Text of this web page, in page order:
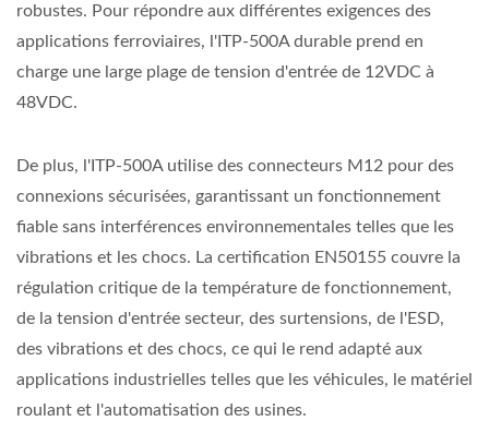
robustes. Pour répondre aux différentes exigences des
applications ferroviaires, l'ITP-500A durable prend en
charge une large plage de tension d'entrée de 12VDC à
48VDC.
De plus, l'ITP-500A utilise des connecteurs M12 pour des
connexions sécurisées, garantissant un fonctionnement
fiable sans interférences environnementales telles que les
vibrations et les chocs. La certification EN50155 couvre la
régulation critique de la température de fonctionnement,
de la tension d'entrée secteur, des surtensions, de l'ESD,
des vibrations et des chocs, ce qui le rend adapté aux
applications industrielles telles que les véhicules, le matériel
roulant et l'automatisation des usines.